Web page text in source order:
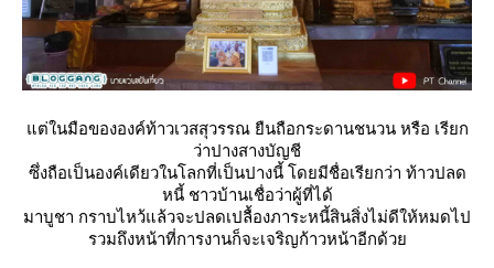
ต่ในมือขององค์ท้าวเวสสุวรรณ ยืนถือกระดานชนวน หรือ เรียก
ว่าปางสางบัญชี
ซึ่งถือเป็นองค์เดียวในโลกที่เป็นปางนี้ โดยมีชื่อเรียกว่า ท้าวปลด
หนี้ ชาวบ้านเชื่อว่าผู้ที่ได้
มาบูชา กราบไหว้แล้วจะปลดเปลื้องภาระหนี้สินสิ่งไม่ดีให้หมดไป
รวมถึงหน้าที่การงานก็จะเจริญก้าวหน้าอีกด้ว